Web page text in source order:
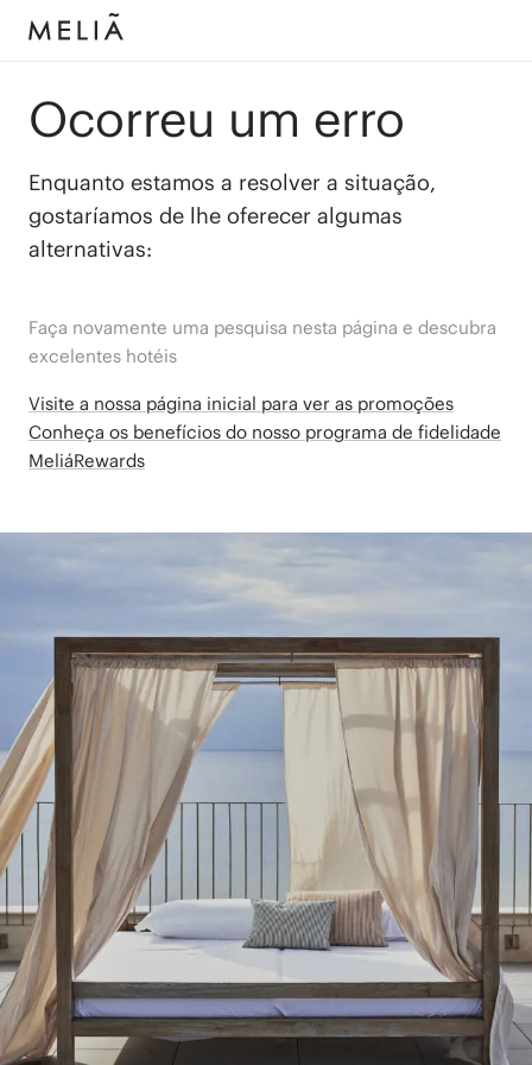
Ocorreu um erro
Enquanto estamos a resolver a situação,
gostaríamos de lhe oferecer algumas
alternativas:
Faça novamente uma pesquisa nesta página e descubra
excelentes hotéis
Visite a nossa página inicial para ver as promoções
Conheça os benefícios do nosso programa de fidelidade
MeliáRewards